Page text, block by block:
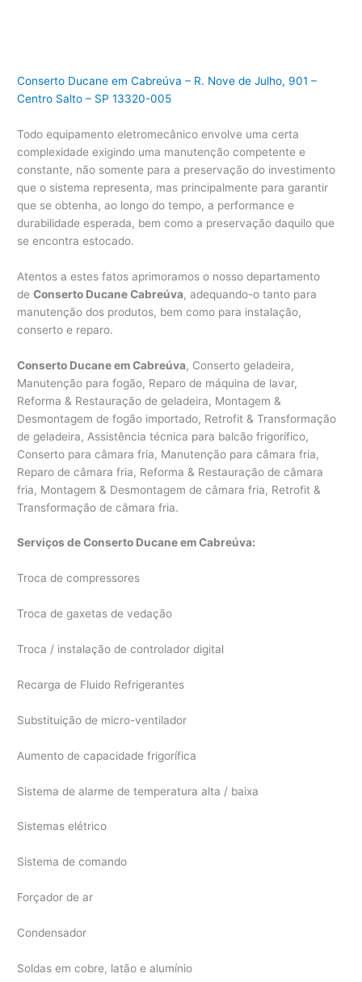
Conserto Ducane em Cabreúva – R. Nove de Julho, 901 –
Centro Salto – SP 13320-005
Todo equipamento eletromecânico envolve uma certa
complexidade exigindo uma manutenção competente e
constante, não somente para a preservação do investimento
que o sistema representa, mas principalmente para garantir
que se obtenha, ao longo do tempo, a performance e
durabilidade esperada, bem como a preservação daquilo que
se encontra estocado.
Atentos a estes fatos aprimoramos o nosso departamento
deConserto Ducane Cabreúva, adequando-o tanto para
manutenção dos produtos, bem como para instalação,
conserto e reparo.
Conserto Ducane em Cabreúva, Conserto geladeira,
Manutenção para fogão, Reparo de máquina de lavar,
Reforma & Restauração de geladeira, Montagem &
Desmontagem de fogão importado, Retrofit & Transformação
de geladeira, Assistência técnica para balcão frigorífico,
Conserto para câmara fria, Manutenção para câmara fria,
Reparo de câmara fria, Reforma & Restauração de câmara
fria, Montagem & Desmontagem de câmara fria, Retrofit &
Transformação de câmara fria.
Serviços de Conserto Ducane em Cabreúva:
Troca de compressores
Troca de gaxetas de vedação
Troca / instalação de controlador digital
Recarga de Fluido Refrigerantes
Substituição de micro-ventilador
Aumento de capacidade frigorífica
Sistema de alarme de temperatura alta / baixa
Sistemas elétrico
Sistema de comando
Forçador de ar
Condensador
Soldas em cobre, latão e alumínio